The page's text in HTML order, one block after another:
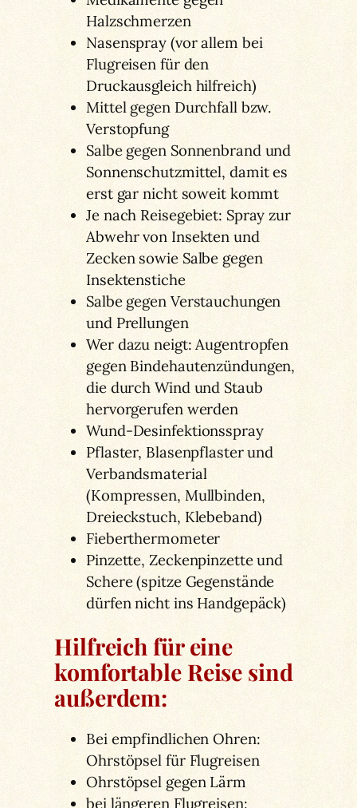
Halzschmerzen
Nasenspray (vor allem bei
Flugreisen für den
Druckausgleich hilfreich)
Mittel gegen Durchfall bzw.
Verstopfung
Salbe gegen Sonnenbrand und
Sonnenschutzmittel, damit es
erst gar nicht soweit kommt
Je nach Reisegebiet: Spray zur
Abwehr von Insekten und
Zecken sowie Salbe gegen
Insektenstiche
Salbe gegen Verstauchungen
und Prellungen
Wer dazu neigt: Augentropfen
gegen Bindehautenzündungen,
die durch Wind und Staub
hervorgerufen werden
Wund-Desinfektionsspray
Pflaster, Blasenpflaster und
Verbandsmaterial
(Kompressen, Mullbinden,
Dreieckstuch, Klebeband)
Fieberthermometer
Pinzette, Zeckenpinzette und
Schere (spitze Gegenstände
dürfen nicht ins Handgepäck)
Hilfreich für eine
komfortable Reise sind
außerdem:
Bei empfindlichen Ohren:
Ohrstöpsel für Flugreisen
Ohrstöpsel gegen Lärm
bei längeren Flugreisen: